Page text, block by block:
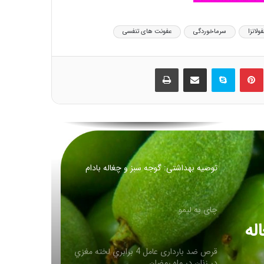
سرماخوردگی عفونت های تنفسی
لینکدین ‫پین‌ترست اسکایپ اشتراک گذاری از طریق ایمیل
طرز تهیه شله زرد مخصوص ماه مبارک رمضان
🏴 شهادت امام کاظم علیه السلام تسلیت باد
توصیه بهداشتی: گوجه سبز و چغاله بادام
چای به لیمو
قرص ضد بارداری عامل 4 برابري لخته‌ مغزي
در زنان در ماه رمضان
روغن زیتون غذای معروف پیامبران